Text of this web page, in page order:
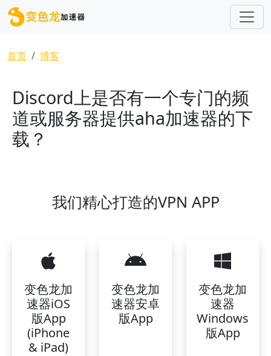
跳转到主要内容
面包屑
首页 博客
Discord上是否有一个专门的频
道或服务器提供aha加速器的下
载？
我们精心打造的VPN APP
变色龙加
速器iOS
版App
(iPhone
& iPad)
变色龙加
速器安卓
版App
变色龙加
速器
Windows
版App